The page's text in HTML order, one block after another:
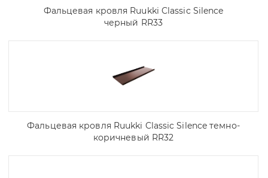
Фальцевая кровля Ruukki Classic Silence
черный RR33
Фальцевая кровля Ruukki Classic Silence темно-
коричневый RR32